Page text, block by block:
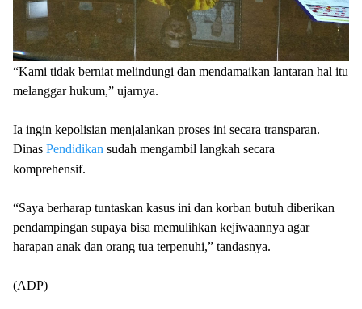
“Kami tidak berniat melindungi dan mendamaikan lantaran hal itu
melanggar hukum,” ujarnya.
Ia ingin kepolisian menjalankan proses ini secara transparan.
Dinas Pendidikan sudah mengambil langkah secara
komprehensif.
“Saya berharap tuntaskan kasus ini dan korban butuh diberikan
pendampingan supaya bisa memulihkan kejiwaannya agar
harapan anak dan orang tua terpenuhi,” tandasnya.
(ADP)